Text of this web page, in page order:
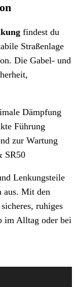
findest du
Straßenlage
Die Gabel- und
Dämpfung
Führung
zur Wartung
SR50
Lenkungsteile
aus. Mit den
ruhiges
im Alltag oder bei